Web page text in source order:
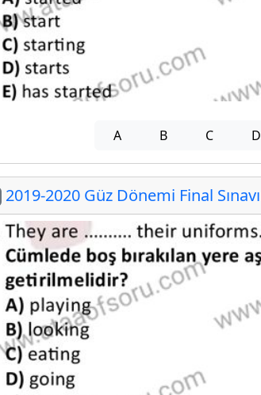
A B C D
2019-2020 Güz Dönemi Final Sınavı